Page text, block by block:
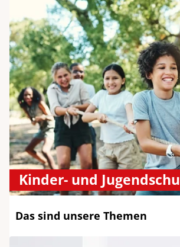
Kinder- und
Das sind unsere Themen